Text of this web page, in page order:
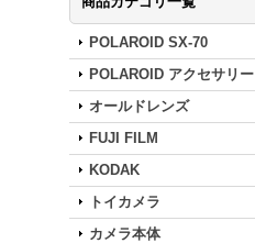
POLAROID SX-70
POLAROID アクセサリー
オールドレンズ
FUJI FILM
KODAK
トイカメラ
カメラ本体